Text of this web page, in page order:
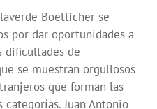
Boetticher se
por dar oportunidades a
dificultades de
se muestran orgullosos
que forman las
Juan Antonio